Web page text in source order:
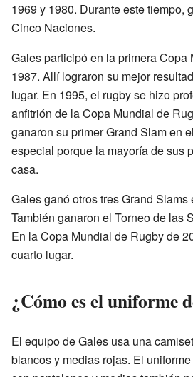
1969 y 1980. Durante este tiempo,
Cinco Naciones.
Gales participó en la primera Copa
1987. Allí lograron su mejor
lugar. En 1995, el rugby se hizo
anfitrión de la Copa Mundial de
ganaron su primer Grand Slam en
especial porque la mayoría de sus
casa.
Gales ganó otros tres Grand
También ganaron el Torneo de las
En la Copa Mundial de Rugby de
cuarto lugar.
¿Cómo es el uniforme
El equipo de Gales usa una
blancos y medias rojas. El